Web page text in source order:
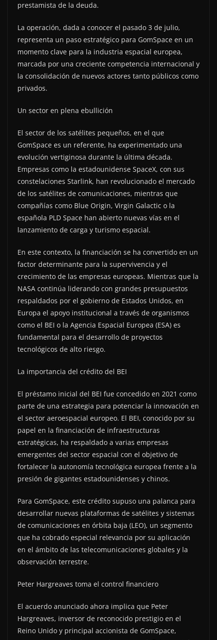
prestamista de la deuda.
La operación, dada a conocer el pasado 3 de julio,
representa un paso estratégico para GomSpace en un
momento clave para la industria espacial europea,
marcada por una creciente competencia internacional y
la consolidación de nuevos actores tanto públicos como
privados.
Un sector en plena ebullición
El sector de los satélites pequeños, en el que
GomSpace es un referente, ha experimentado una
evolución vertiginosa durante la última década.
Empresas como la estadounidense SpaceX, con sus
constelaciones Starlink, han revolucionado el mercado
de los satélites de comunicaciones, mientras que
compañías como Blue Origin, Virgin Galactic o la
española PLD Space han abierto nuevas vías en el
lanzamiento de carga y turismo espacial.
En este contexto, la financiación se ha convertido en un
factor determinante para la supervivencia y el
crecimiento de las empresas europeas. Mientras que la
NASA continúa liderando con grandes presupuestos
respaldados por el gobierno de Estados Unidos, en
Europa el apoyo institucional a través de organismos
como el BEI o la Agencia Espacial Europea (ESA) es
fundamental para el desarrollo de proyectos
tecnológicos de alto riesgo.
La importancia del crédito del BEI
El préstamo inicial del BEI fue concedido en 2021 como
parte de una estrategia para potenciar la innovación en
el sector aeroespacial europeo. El BEI, conocido por su
papel en la financiación de infraestructuras
estratégicas, ha respaldado a varias empresas
emergentes del sector espacial con el objetivo de
fortalecer la autonomía tecnológica europea frente a la
presión de gigantes estadounidenses y chinos.
Para GomSpace, este crédito supuso una palanca para
desarrollar nuevas plataformas de satélites y sistemas
de comunicaciones en órbita baja (LEO), un segmento
que ha cobrado especial relevancia por su aplicación
en el ámbito de las telecomunicaciones globales y la
observación terrestre.
Peter Hargreaves toma el control financiero
El acuerdo anunciado ahora implica que Peter
Hargreaves, inversor de reconocido prestigio en el
Reino Unido y principal accionista de GomSpace,